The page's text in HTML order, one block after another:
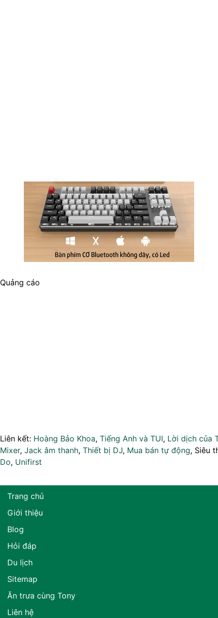
Quảng cáo
Liên kết: Hoàng Bảo Khoa, Tiếng Anh và TUI, Lời dịch của
Mixer, Jack âm thanh, Thiết bị DJ, Mua bán tự động, Siêu
Do, Unifirst
Trang chủ
Giới thiệu
Blog
Hỏi đáp
Du lịch
Sitemap
Ăn trưa cùng Tony
Liên hệ